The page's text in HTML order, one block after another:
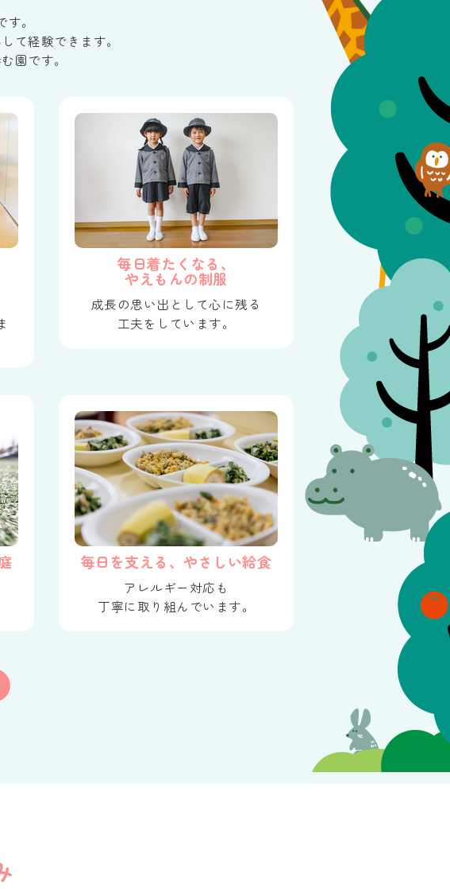
。
て経験できます。
園です。
毎日着たくなる、
やえもんの制服
成長の思い出として心に残る
工夫をしています。
毎日を支える、やさしい給食
アレルギー対応も
丁寧に取り組んでいます。